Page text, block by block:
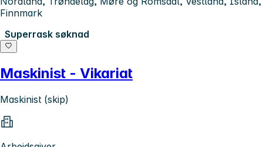
Finnmark
Superrask søknad
Maskinist - Vikariat
Maskinist (skip)